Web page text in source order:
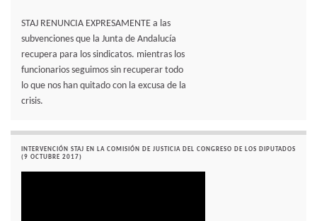
STAJ RENUNCIA EXPRESAMENTE a las
subvenciones que la Junta de Andalucía
recupera para los sindicatos. mientras los
funcionarios seguimos sin recuperar todo
lo que nos han quitado con la excusa de la
crisis.
INTERVENCIÓN STAJ EN LA COMISIÓN DE JUSTICIA DEL CONGRESO DE LOS DIPUTADOS
(9 OCTUBRE 2017)